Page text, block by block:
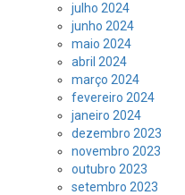
julho 2024
junho 2024
maio 2024
abril 2024
março 2024
fevereiro 2024
janeiro 2024
dezembro 2023
novembro 2023
outubro 2023
setembro 2023